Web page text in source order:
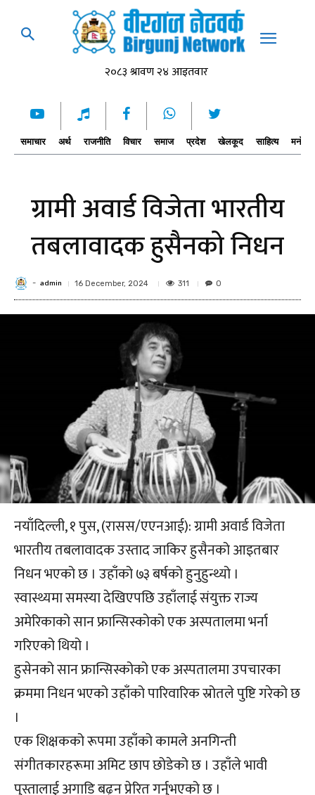
समाचार अर्थ राजनीति विचार समाज प्रदेश खेलकूद साहित्य
ग्रामी अवार्ड विजेता भारतीय
तबलावादक हुसैनको निधन
- admin 16 December, 2024 311 0
नयाँदिल्ली, १ पुस, (रासस/एएनआई): ग्रामी अवार्ड विजेता
भारतीय तबलावादक उस्ताद जाकिर हुसैनको आइतबार
निधन भएको छ । उहाँको ७३ बर्षको हुनुहुन्थ्यो ।
स्वास्थ्यमा समस्या देखिएपछि उहाँलाई संयुक्त राज्य
अमेरिकाको सान फ्रान्सिस्कोको एक अस्पतालमा भर्ना
गरिएको थियो ।
हुसेनको सान फ्रान्सिस्कोको एक अस्पतालमा उपचारका
क्रममा निधन भएको उहाँको पारिवारिक स्रोतले पुष्टि गरेको छ
।
एक शिक्षकको रूपमा उहाँको कामले अनगिन्ती
संगीतकारहरूमा अमिट छाप छोडेको छ । उहाँले भावी
पुस्तालाई अगाडि बढ्न प्रेरित गर्नुभएको छ ।